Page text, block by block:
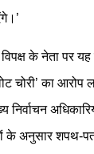
के नेता पर यह
चोरी’ का
निर्वाचन
के अनुसार शपथ-